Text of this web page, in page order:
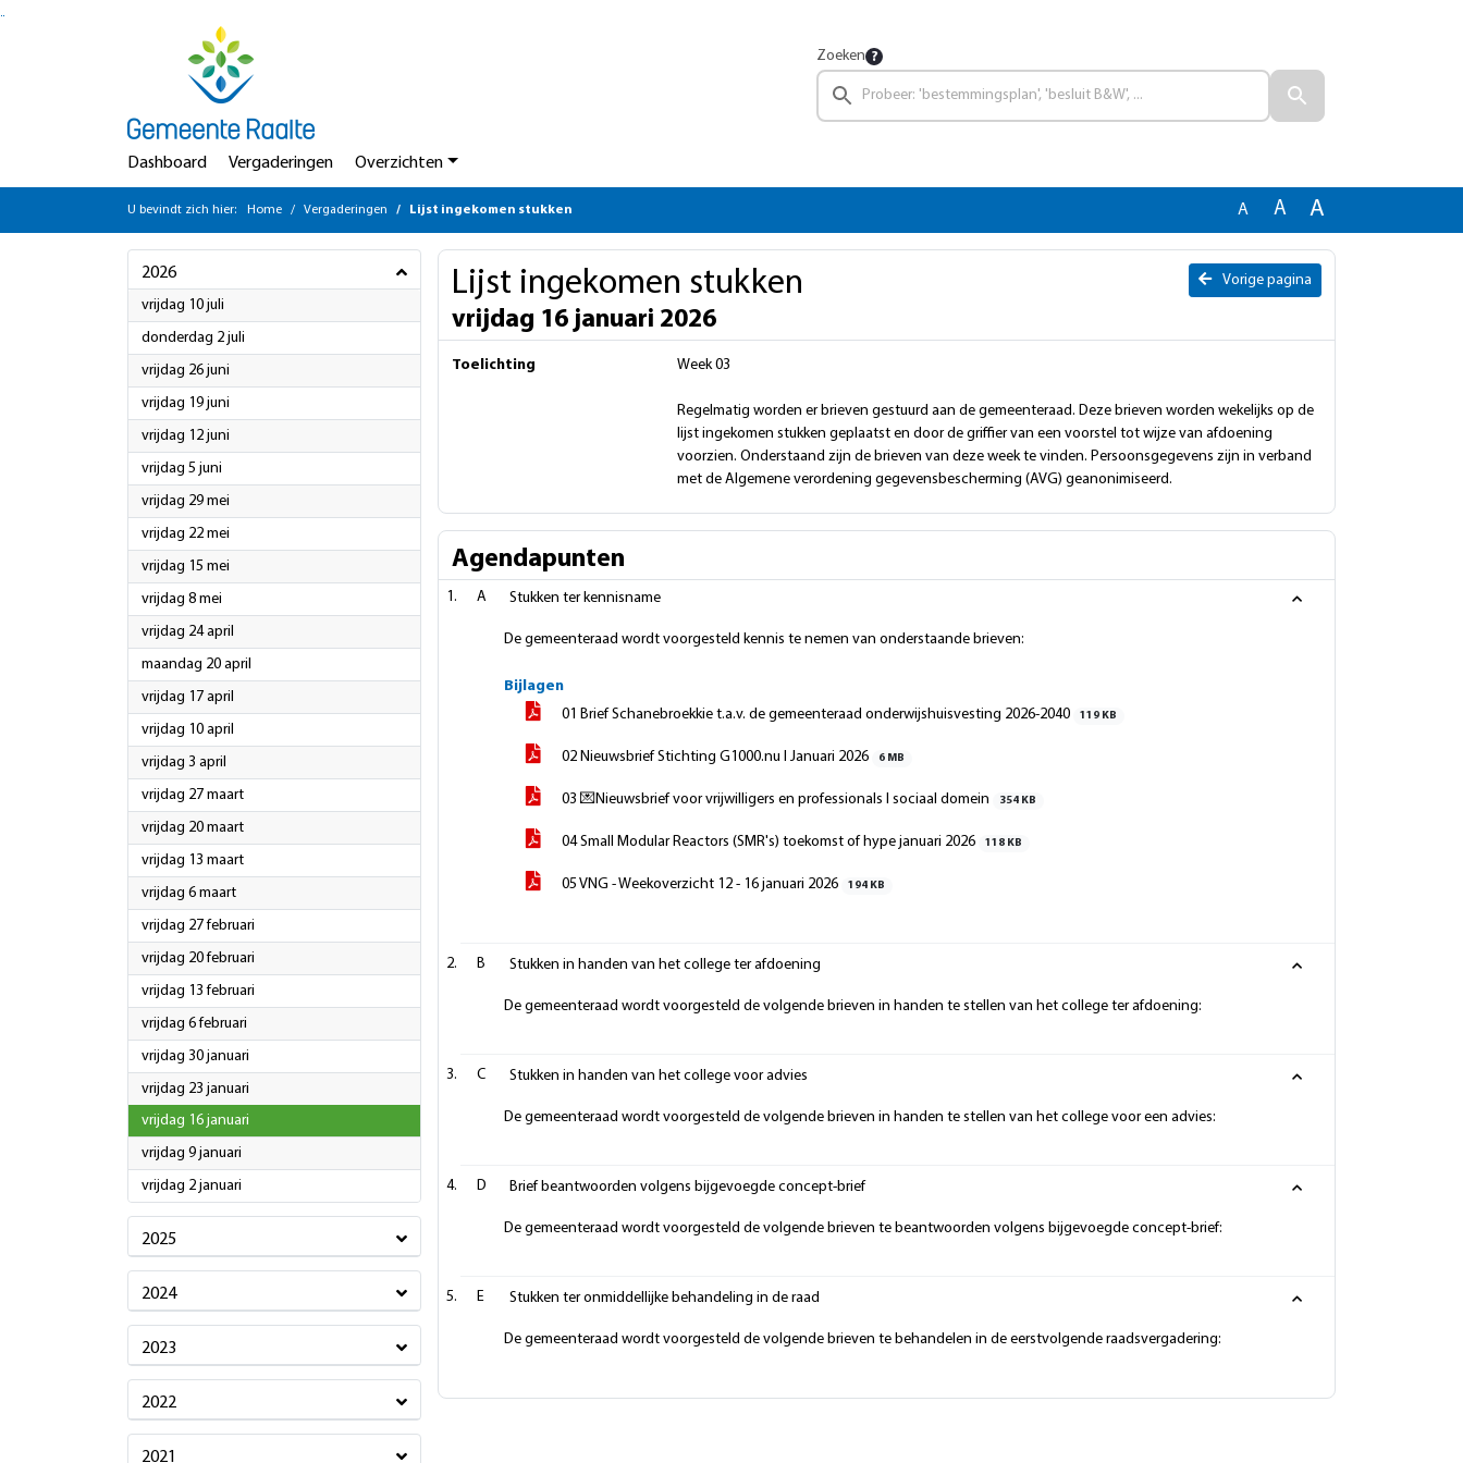
Ga naar de inhoud van deze pagina
Zoeken
Dashboard Vergaderingen Overzichten
U bevindt zich hier: Home Vergaderingen Lijst ingekomen stukken A A A
2026
vrijdag 10 juli
donderdag 2 juli
vrijdag 26 juni
vrijdag 19 juni
vrijdag 12 juni
vrijdag 5 juni
vrijdag 29 mei
vrijdag 22 mei
vrijdag 15 mei
vrijdag 8 mei
vrijdag 24 april
maandag 20 april
vrijdag 17 april
vrijdag 10 april
vrijdag 3 april
vrijdag 27 maart2026
vrijdag 20 maart2026
vrijdag 13 maart2026
vrijdag 6 maart2026
vrijdag 27 februari
vrijdag 20 februari
vrijdag 13 februari
vrijdag 6 februari
vrijdag 30 januari
vrijdag 23 januari
vrijdag 16 januari
vrijdag 9 januari
vrijdag 2 januari
2025
2024
2023
2022
2021
Vorige pagina
Lijst ingekomen stukken
vrijdag 16 januari 2026
Toelichting Week 03
Regelmatig worden er brieven gestuurd aan de gemeenteraad. Deze brieven worden wekelijks op de
lijst ingekomen stukken geplaatst en door de griffier van een voorstel tot wijze van afdoening
voorzien. Onderstaand zijn de brieven van deze week te vinden. Persoonsgegevens zijn in verband
met de Algemene verordening gegevensbescherming (AVG) geanonimiseerd.
Agendapunten
A Stukken ter kennisname
De gemeenteraad wordt voorgesteld kennis te nemen van onderstaande brieven:
Bijlagen
01 Brief Schanebroekkie t.a.v. de gemeenteraad onderwijshuisvesting 2026-2040
119 KB
02 Nieuwsbrief Stichting G1000.nu I Januari 2026 6 MB
03 💌Nieuwsbrief voor vrijwilligers en professionals I sociaal domein 354 KB
04 Small Modular Reactors (SMR's) toekomst of hype januari 2026 118 KB
05 VNG - Weekoverzicht 12 - 16 januari 2026 194 KB
B Stukken in handen van het college ter afdoening
De gemeenteraad wordt voorgesteld de volgende brieven in handen te stellen van het college ter afdoening:
C Stukken in handen van het college voor advies
De gemeenteraad wordt voorgesteld de volgende brieven in handen te stellen van het college voor een advies:
D Brief beantwoorden volgens bijgevoegde concept-brief
De gemeenteraad wordt voorgesteld de volgende brieven te beantwoorden volgens bijgevoegde concept-brief:
E Stukken ter onmiddellijke behandeling in de raad
De gemeenteraad wordt voorgesteld de volgende brieven te behandelen in de eerstvolgende raadsvergadering: